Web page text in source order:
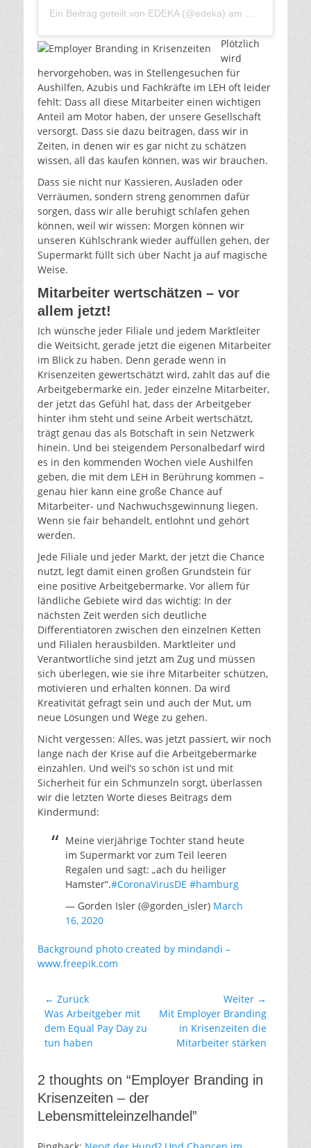
Ein Beitrag geteilt von EDEKA (@edeka) am Mär 17, 2020
Plötzlich
wird
hervorgehoben, was in Stellengesuchen für
Aushilfen, Azubis und Fachkräfte im LEH oft leider
fehlt: Dass all diese Mitarbeiter einen wichtigen
Anteil am Motor haben, der unsere Gesellschaft
versorgt. Dass sie dazu beitragen, dass wir in
Zeiten, in denen wir es gar nicht zu schätzen
wissen, all das kaufen können, was wir brauchen.
Dass sie nicht nur Kassieren, Ausladen oder
Verräumen, sondern streng genommen dafür
sorgen, dass wir alle beruhigt schlafen gehen
können, weil wir wissen: Morgen können wir
unseren Kühlschrank wieder auffüllen gehen, der
Supermarkt füllt sich über Nacht ja auf magische
Weise.
Mitarbeiter wertschätzen – vor
allem jetzt!
Ich wünsche jeder Filiale und jedem Marktleiter
die Weitsicht, gerade jetzt die eigenen Mitarbeiter
im Blick zu haben. Denn gerade wenn in
Krisenzeiten gewertschätzt wird, zahlt das auf die
Arbeitgebermarke ein. Jeder einzelne Mitarbeiter,
der jetzt das Gefühl hat, dass der Arbeitgeber
hinter ihm steht und seine Arbeit wertschätzt,
trägt genau das als Botschaft in sein Netzwerk
hinein. Und bei steigendem Personalbedarf wird
es in den kommenden Wochen viele Aushilfen
geben, die mit dem LEH in Berührung kommen –
genau hier kann eine große Chance auf
Mitarbeiter- und Nachwuchsgewinnung liegen.
Wenn sie fair behandelt, entlohnt und gehört
werden.
Jede Filiale und jeder Markt, der jetzt die Chance
nutzt, legt damit einen großen Grundstein für
eine positive Arbeitgebermarke. Vor allem für
ländliche Gebiete wird das wichtig: In der
nächsten Zeit werden sich deutliche
Differentiatoren zwischen den einzelnen Ketten
und Filialen herausbilden. Marktleiter und
Verantwortliche sind jetzt am Zug und müssen
sich überlegen, wie sie ihre Mitarbeiter schützen,
motivieren und erhalten können. Da wird
Kreativität gefragt sein und auch der Mut, um
neue Lösungen und Wege zu gehen.
Nicht vergessen: Alles, was jetzt passiert, wir noch
lange nach der Krise auf die Arbeitgebermarke
einzahlen. Und weil’s so schön ist und mit
Sicherheit für ein Schmunzeln sorgt, überlassen
wir die letzten Worte dieses Beitrags dem
Kindermund:
Meine vierjährige Tochter stand heute
im Supermarkt vor zum Teil leeren
Regalen und sagt: „ach du heiliger
Hamster“.#CoronaVirusDE #hamburg
— Gorden Isler (@gorden_isler) March
16, 2020
Background photo created by mindandi –
www.freepik.com
Beitragsnavigation
← Zurück
Vorheriger
Beitrag:
Was Arbeitgeber mit
dem Equal Pay Day zu
tun haben
Weiter →
Nächster
Beitrag:
Mit Employer Branding
in Krisenzeiten die
Mitarbeiter stärken
2 thoughts on “Employer Branding in
Krisenzeiten – der
Lebensmitteleinzelhandel”